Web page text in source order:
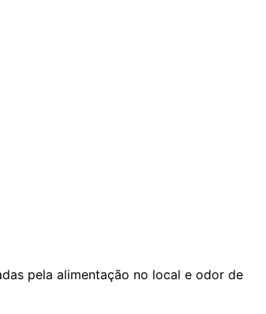
pela alimentação no local e odor de